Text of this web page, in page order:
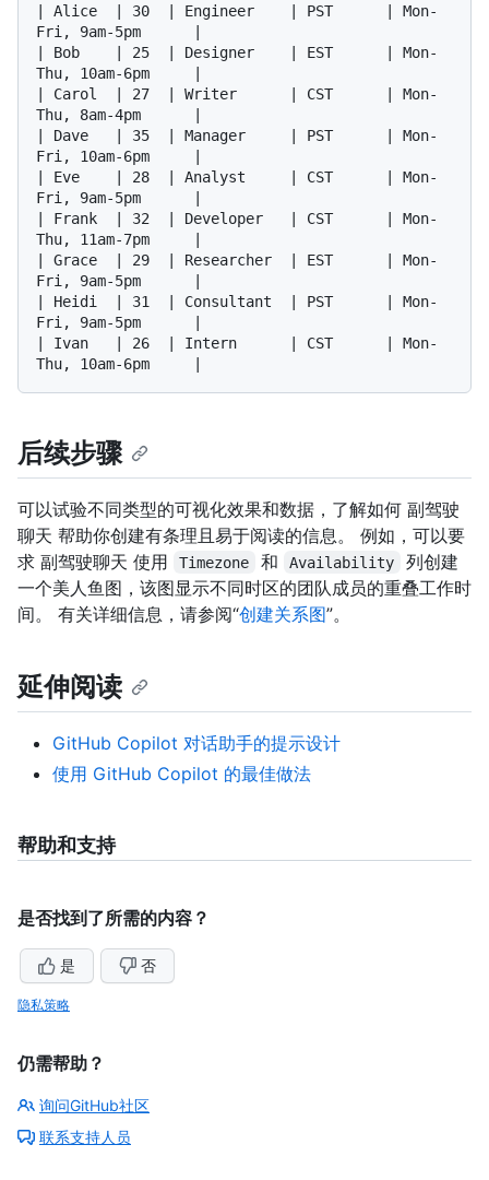
| Alice  | 30  | Engineer    | PST      | Mon-
Fri, 9am-5pm      |
| Bob    | 25  | Designer    | EST      | Mon-
Thu, 10am-6pm     |
| Carol  | 27  | Writer      | CST      | Mon-
Thu, 8am-4pm      |
| Dave   | 35  | Manager     | PST      | Mon-
Fri, 10am-6pm     |
| Eve    | 28  | Analyst     | CST      | Mon-
Fri, 9am-5pm      |
| Frank  | 32  | Developer   | CST      | Mon-
Thu, 11am-7pm     |
| Grace  | 29  | Researcher  | EST      | Mon-
Fri, 9am-5pm      |
| Heidi  | 31  | Consultant  | PST      | Mon-
Fri, 9am-5pm      |
| Ivan   | 26  | Intern      | CST      | Mon-
后续步骤
可以试验不同类型的可视化效果和数据，了解如何 副驾驶
聊天 帮助你创建有条理且易于阅读的信息。 例如，可以要
求 副驾驶聊天 使用
Timezone 和 Availability
列创建
一个美人鱼图，该图显示不同时区的团队成员的重叠工作时
间。 有关详细信息，请参阅“创建关系图”。
延伸阅读
GitHub Copilot 对话助手的提示设计
使用 GitHub Copilot 的最佳做法
帮助和支持
是否找到了所需的内容？
是 否
隐私策略
仍需帮助？
询问GitHub社区
联系支持人员